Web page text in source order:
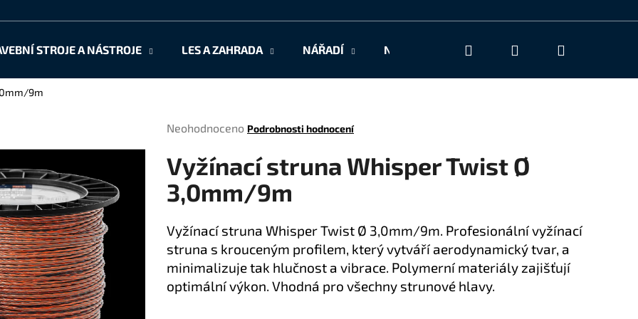
STROJE A NÁSTROJE LES A ZAHRADA NÁŘADÍ NAŠE SLUŽBY KONTAKT
Hledat Přihlášení
9m
Průměrné
produktu
je
0,0
z
hvězdiček.
Neohodnoceno Podrobnosti hodnocení
Vyžínací struna Whisper Twist Ø
3,0mm/9m
Vyžínací struna Whisper Twist Ø 3,0mm/9m. Profesionální vyžínací
struna s krouceným profilem, který vytváří aerodynamický tvar, a
minimalizuje tak hlučnost a vibrace. Polymerní materiály zajišťují
optimální výkon. Vhodná pro všechny strunové hlavy.
Co potřebujete najít?
HLEDAT
Doporučujeme